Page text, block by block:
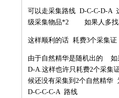
可以走采集路线 D-C-C-D-
级采集物品*2 如果人多找
这样顺利的话 耗费3个采集
由于自然精华是随机出的 如
D-A.这样也许只耗费2个采集
候还没有采集到2个自然精
D-C-C-C-A 路线